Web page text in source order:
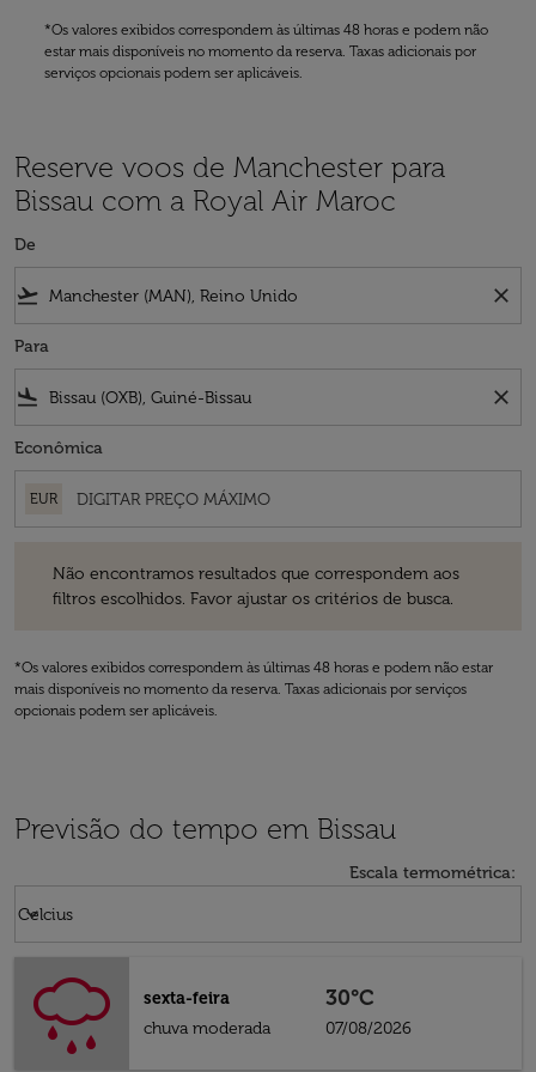
*Os valores exibidos correspondem às últimas 48 horas e podem não
estar mais disponíveis no momento da reserva. Taxas adicionais por
serviços opcionais podem ser aplicáveis.
Reserve voos de Manchester para
Bissau com a Royal Air Maroc
De
flight_takeoff close
Para
flight_land close
Econômica
EUR
Não encontramos resultados que correspondem aos
filtros escolhidos. Favor ajustar os critérios de busca.
*Os valores exibidos correspondem às últimas 48 horas e podem não estar
mais disponíveis no momento da reserva. Taxas adicionais por serviços
opcionais podem ser aplicáveis.
Previsão do tempo em Bissau
Escala termométrica:
Celcius
keyboard_arrow_down
sexta-feira
chuva moderada
30°C
07/08/2026